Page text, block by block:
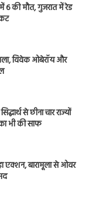
की मौत, गुजरात में रेड
विवेक ओबेरॉय और
से छीना चार राज्यों
भी की साफ
बारामूला से ओवर